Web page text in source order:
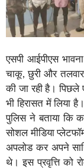
एसपी आईपीएस
चाकू, छुरी और
की जा रही है। पिछले
भी हिरासत में लिया
पुलिस ने बताया कि
सोशल मीडिया
अपलोड कर अपने
थे। इस प्रवृत्ति को